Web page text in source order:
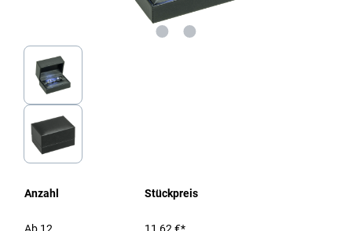
Anzahl Stückpreis